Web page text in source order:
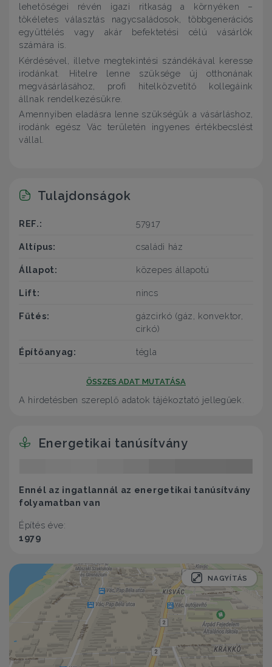
lehetőségei révén igazi ritkaság a környéken –
tökéletes választás nagycsaládosok, többgenerációs
együttélés vagy akár befektetési célú vásárlók
számára is.
Kérdésével, illetve megtekintési szándékával keresse
irodánkat. Hitelre lenne szüksége új otthonának
megvásárlásához, profi hitelközvetítő kollegáink
állnak rendelkezésükre.
Amennyiben eladásra lenne szükségük a vásárláshoz,
irodánk egész Vác területén ingyenes értékbecslést
vállal.
Tulajdonságok
REF.: 57917
Altípus: családi ház
Állapot: közepes állapotú
Lift: nincs
Fűtés:
gázcirkó (gáz, konvektor,
cirkó)
Építőanyag: tégla
ÖSSZES ADAT MUTATÁSA
A hirdetésben szereplő adatok tájékoztató jellegűek.
Energetikai tanúsítvány
Ennél az ingatlannál az energetikai tanúsítvány
folyamatban van
Építés éve:
1979
NAGYÍTÁS